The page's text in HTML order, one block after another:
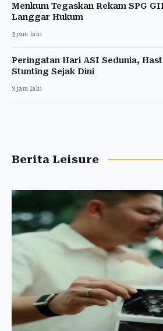
Menkum Tegaskan Rekam SPG
Langgar Hukum
3 jam lalu
Peringatan Hari ASI Sedunia,
Stunting Sejak Dini
3 jam lalu
Berita Leisure